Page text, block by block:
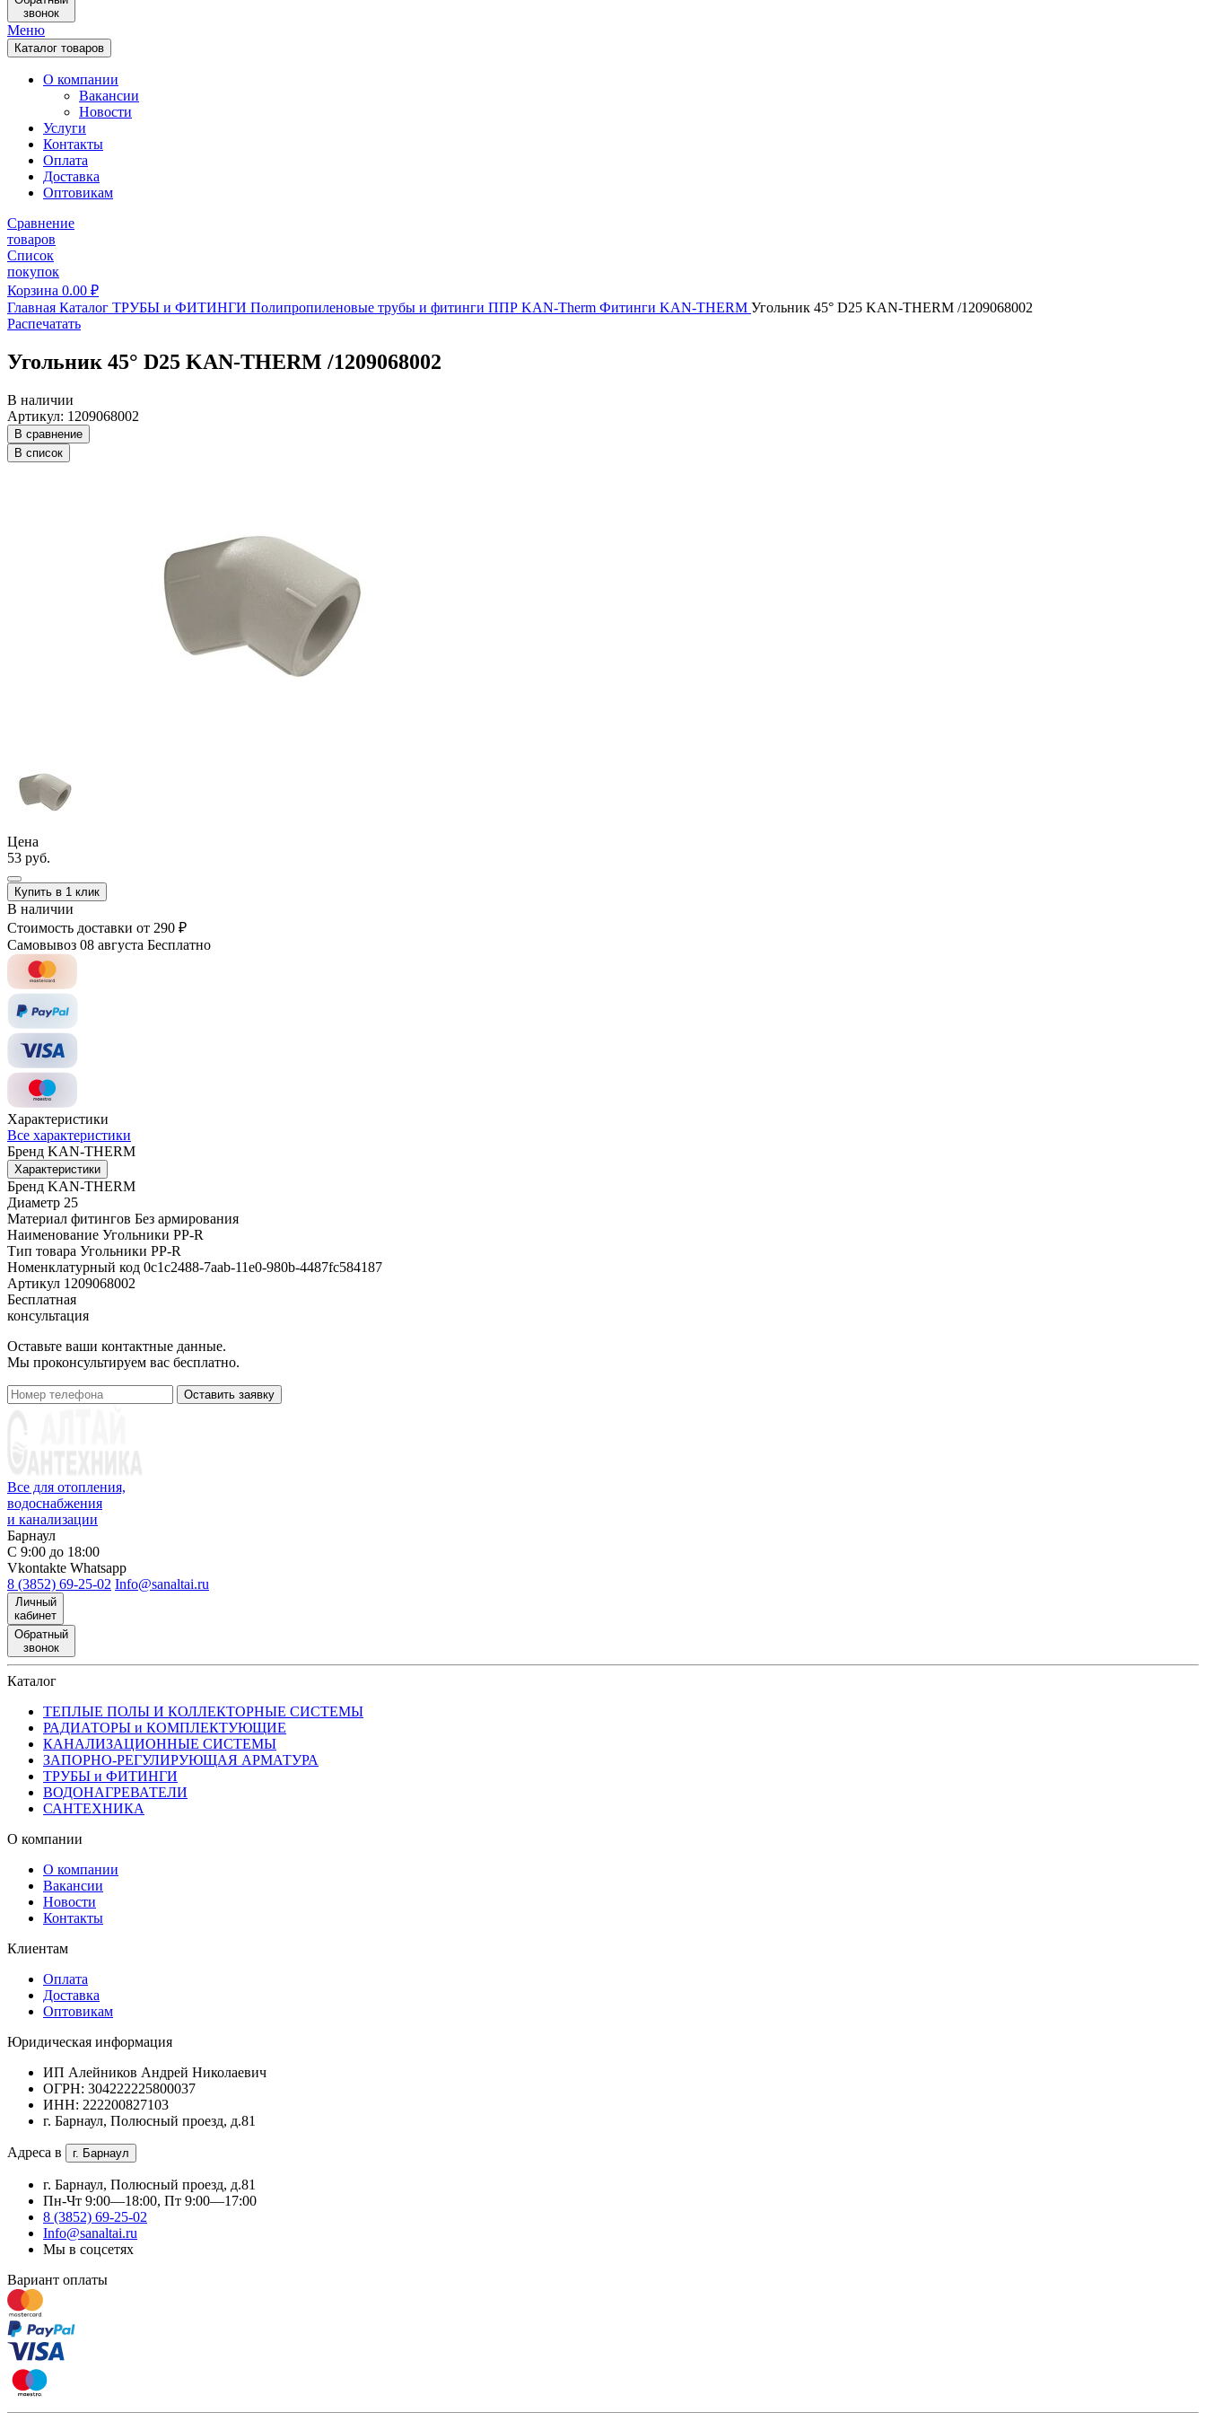
звонок
Меню
Каталог товаров
О компании
Вакансии
Новости
Услуги
Контакты
Оплата
Доставка
Оптовикам
Сравнение
товаров
Список
покупок
Корзина 0.00 ₽
Главная Каталог ТРУБЫ и ФИТИНГИ Полипропиленовые трубы и фитинги ППР KAN-Therm Фитинги KAN-THERM Угольник 45° D25 KAN-THERM /1209068002
Распечатать
Угольник 45° D25 KAN-THERM /1209068002
В наличии
Артикул: 1209068002
В сравнение
В список
Цена
53 руб.
Купить в 1 клик
В наличии
Стоимость доставки от 290 ₽
Самовывоз 08 августа Бесплатно
Характеристики
Все характеристики
Бренд KAN-THERM
Характеристики
Бренд KAN-THERM
Диаметр 25
Материал фитингов Без армирования
Наименование Угольники PP-R
Тип товара Угольники PP-R
Номенклатурный код 0c1c2488-7aab-11e0-980b-4487fc584187
Артикул 1209068002
Бесплатная
консультация
Оставьте ваши контактные данные.
Мы проконсультируем вас бесплатно.
Оставить заявку
Все для отопления,
водоснабжения
и канализации
Барнаул
С 9:00 до 18:00
Vkontakte Whatsapp
8 (3852) 69-25-02 Info@sanaltai.ru
Личный
кабинет
Обратный
звонок
Каталог
ТЕПЛЫЕ ПОЛЫ И КОЛЛЕКТОРНЫЕ СИСТЕМЫ
РАДИАТОРЫ и КОМПЛЕКТУЮЩИЕ
КАНАЛИЗАЦИОННЫЕ СИСТЕМЫ
ЗАПОРНО-РЕГУЛИРУЮЩАЯ АРМАТУРА
ТРУБЫ и ФИТИНГИ
ВОДОНАГРЕВАТЕЛИ
САНТЕХНИКА
О компании
О компании
Вакансии
Новости
Контакты
Клиентам
Оплата
Доставка
Оптовикам
Юридическая информация
ИП Алейников Андрей Николаевич
ОГРН: 304222225800037
ИНН: 222200827103
г. Барнаул, Полюсный проезд, д.81
Адреса в г. Барнаул
г. Барнаул, Полюсный проезд, д.81
Пн-Чт 9:00—18:00, Пт 9:00—17:00
8 (3852) 69-25-02
Info@sanaltai.ru
Мы в соцсетях
Вариант оплаты